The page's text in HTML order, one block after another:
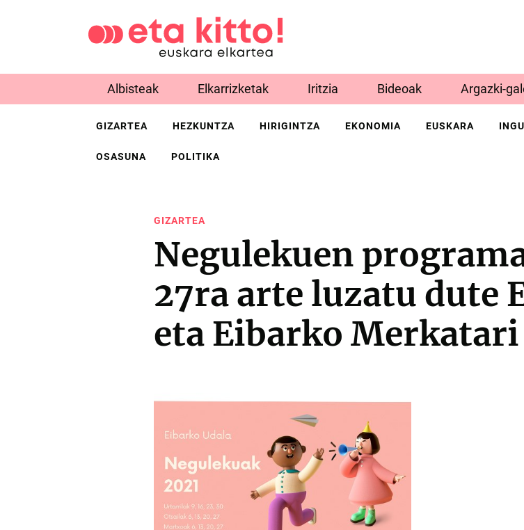
Albisteak Elkarrizketak Iritzia Bideoak Argazki-
GIZARTEA HEZKUNTZA HIRIGINTZA EKONOMIA EUSKARA
OSASUNA POLITIKA
GIZARTEA
Negulekuen
27ra arte luzatu dute
eta Eibarko